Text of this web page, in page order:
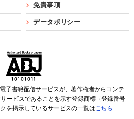
免責事項
データポリシー
子書籍配信サービスが、著作権者からコンテ
ービスであることを示す登録商標（登録番号
を掲示しているサービスの一覧は こちら